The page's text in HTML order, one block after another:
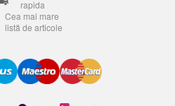
rapida
Cea mai mare
listă de articole